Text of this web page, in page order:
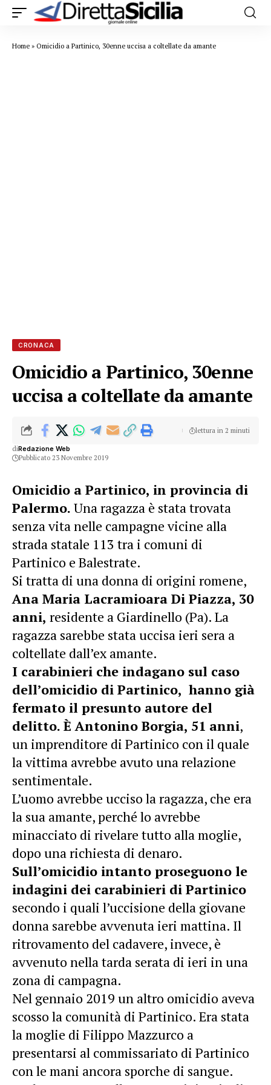
Home » Omicidio a Partinico, 30enne uccisa a coltellate da amante
CRONACA
Omicidio a Partinico, 30enne
uccisa a coltellate da amante
diRedazione Web
Pubblicato 23 Novembre 2019
lettura in 2 minuti
Omicidio a Partinico, in provincia di
Palermo. Una ragazza è stata trovata
senza vita nelle campagne vicine alla
strada statale 113 tra i comuni di
Partinico e Balestrate.
Si tratta di una donna di origini romene,
Ana Maria Lacramioara Di Piazza, 30
anni, residente a Giardinello (Pa). La
ragazza sarebbe stata uccisa ieri sera a
coltellate dall’ex amante.
I carabinieri che indagano sul caso
dell’omicidio di Partinico, hanno già
fermato il presunto autore del
delitto. È Antonino Borgia, 51 anni,
un imprenditore di Partinico con il quale
la vittima avrebbe avuto una relazione
sentimentale.
L’uomo avrebbe ucciso la ragazza, che era
la sua amante, perché lo avrebbe
minacciato di rivelare tutto alla moglie,
dopo una richiesta di denaro.
Sull’omicidio intanto proseguono le
indagini dei carabinieri di Partinico
secondo i quali l’uccisione della giovane
donna sarebbe avvenuta ieri mattina. Il
ritrovamento del cadavere, invece, è
avvenuto nella tarda serata di ieri in una
zona di campagna.
Nel gennaio 2019 un altro omicidio aveva
scosso la comunità di Partinico. Era stata
la moglie di Filippo Mazzurco a
presentarsi al commissariato di Partinico
con le mani ancora sporche di sangue.